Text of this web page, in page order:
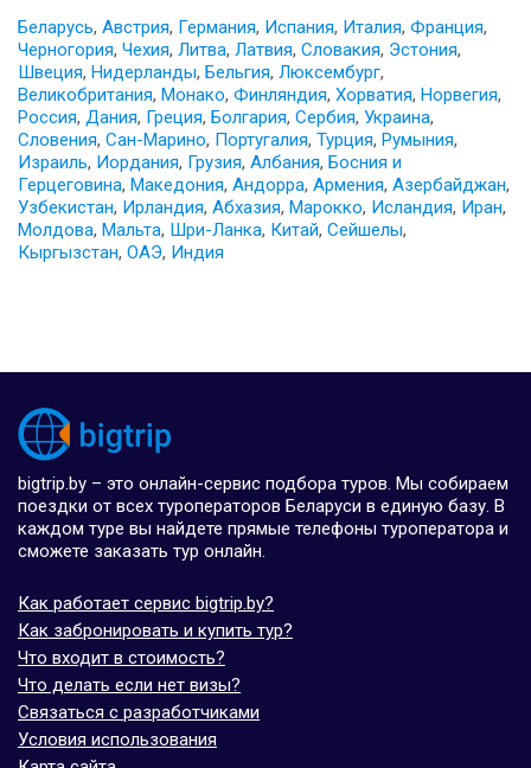
Беларусь, Австрия, Германия, Испания, Италия, Франция,
Черногория, Чехия, Литва, Латвия, Словакия, Эстония,
Швеция, Нидерланды, Бельгия, Люксембург,
Великобритания, Монако, Финляндия, Хорватия, Норвегия,
Россия, Дания, Греция, Болгария, Сербия, Украина,
Словения, Сан-Марино, Португалия, Турция, Румыния,
Израиль, Иордания, Грузия, Албания, Босния и
Герцеговина, Македония, Андорра, Армения, Азербайджан,
Узбекистан, Ирландия, Абхазия, Марокко, Исландия, Иран,
Молдова, Мальта, Шри-Ланка, Китай, Сейшелы,
Кыргызстан, ОАЭ, Индия
bigtrip.by – это онлайн-сервис подбора туров. Мы собираем
поездки от всех туроператоров Беларуси в единую базу. В
каждом туре вы найдете прямые телефоны туроператора и
сможете заказать тур онлайн.
Как работает сервис bigtrip.by?
Как забронировать и купить тур?
Что входит в стоимость?
Что делать если нет визы?
Связаться с разработчиками
Условия использования